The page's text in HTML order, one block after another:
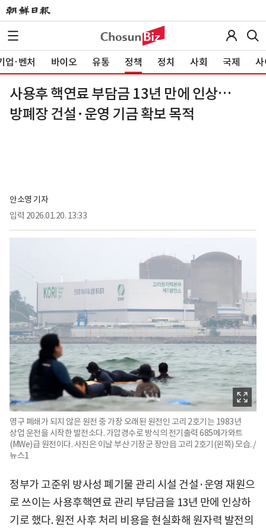
업·벤처 바이오 유통 정책 정치 사회 국제 사
사용후 핵연료 부담금 13년 만에 인상…
방폐장 건설·운영 기금 확보 목적
안소영 기자
입력 2026.01.20. 13:33
영구 폐쇄가 되지 않은 원전 중 가장 오래된 원전인 고리 2호기는 1983년
상업 운전을 시작한 발전소다. 가압경수로 방식의 전기출력 685메가와트
(MWe)급 원전이다. 사진은 이날 부산 기장군 장안읍 고리 2호기(왼쪽) 모습. /
뉴스1
정부가 고준위 방사성 폐기물 관리 시설 건설·운영 재원으
로 쓰이는 사용후핵연료 관리 부담금을 13년 만에 인상하
기로 했다. 원전 사후 처리 비용을 현실화해 원자력 발전의